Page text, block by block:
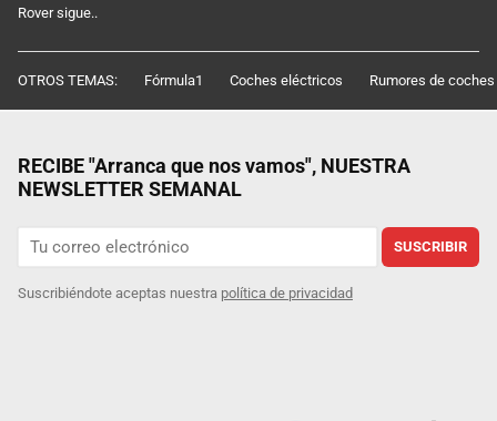
Rover sigue..
OTROS TEMAS: Fórmula1 Coches eléctricos Rumores de coches
RECIBE "Arranca que nos vamos", NUESTRA
NEWSLETTER SEMANAL
SUSCRIBIR
Suscribiéndote aceptas nuestra política de privacidad